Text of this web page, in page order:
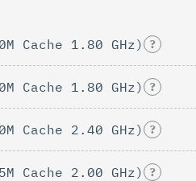
Cache 1.80 GHz) ?
Cache 1.80 GHz) ?
Cache 2.40 GHz) ?
Cache 2.00 GHz) ?